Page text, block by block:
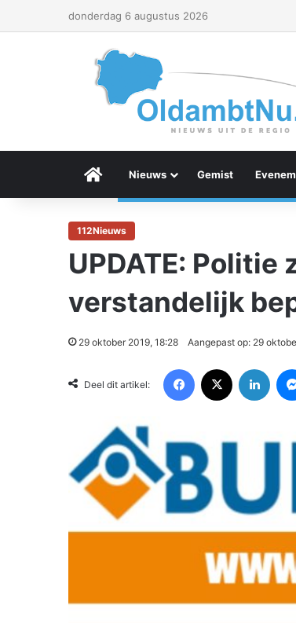
donderdag 6 augustus 2026
Menu Item
Nieuws Gemist
112Nieuws
UPDATE: Politie
verstandelijk
29 oktober 2019, 18:28 Aangepast op: 29
Deel dit artikel: